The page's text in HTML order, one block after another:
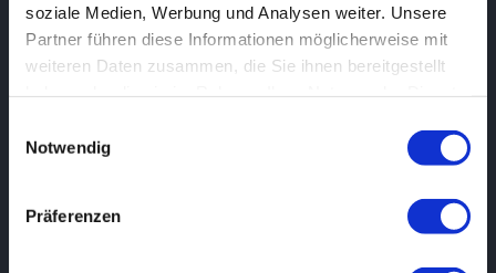
soziale Medien, Werbung und Analysen weiter. Unsere
Partner führen diese Informationen möglicherweise mit
weiteren Daten zusammen, die Sie ihnen bereitgestellt
Notwendig
Präferenzen